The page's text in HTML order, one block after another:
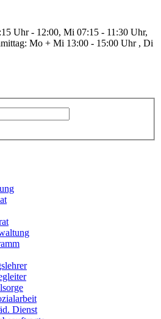
Uhr - 12:00, Mi 07:15 - 11:30 Uhr,
Mo + Mi 13:00 - 15:00 Uhr , Di
Dienst